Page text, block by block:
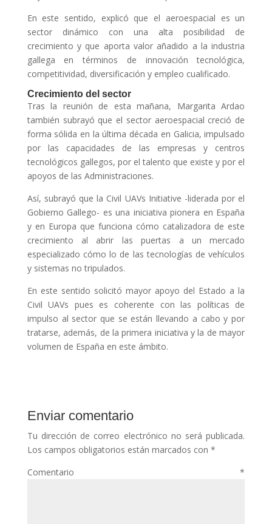
En este sentido, explicó que el aeroespacial es un
sector dinámico con una alta posibilidad de
crecimiento y que aporta valor añadido a la industria
gallega en términos de innovación tecnológica,
competitividad, diversificación y empleo cualificado.
Crecimiento del sector
Tras la reunión de esta mañana, Margarita Ardao
también subrayó que el sector aeroespacial creció de
forma sólida en la última década en Galicia, impulsado
por las capacidades de las empresas y centros
tecnológicos gallegos, por el talento que existe y por el
apoyos de las Administraciones.
Así, subrayó que la Civil UAVs Initiative -liderada por el
Gobierno Gallego- es una iniciativa pionera en España
y en Europa que funciona cómo catalizadora de este
crecimiento al abrir las puertas a un mercado
especializado cómo lo de las tecnologías de vehículos
y sistemas no tripulados.
En este sentido solicitó mayor apoyo del Estado a la
Civil UAVs pues es coherente con las políticas de
impulso al sector que se están llevando a cabo y por
tratarse, además, de la primera iniciativa y la de mayor
volumen de España en este ámbito.
Enviar comentario
Tu dirección de correo electrónico no será publicada.
Los campos obligatorios están marcados con *
Comentario*